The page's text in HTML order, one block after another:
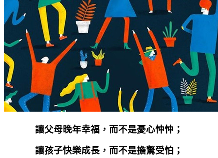
讓父母晚年幸福，而不是憂心忡忡；
讓孩子快樂成長，而不是擔驚受怕；